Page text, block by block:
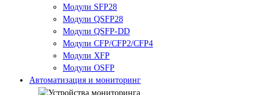
Модули SFP28
Модули QSFP28
Модули QSFP-DD
Модули CFP/CFP2/CFP4
Модули XFP
Модули OSFP
Автоматизация и мониторинг